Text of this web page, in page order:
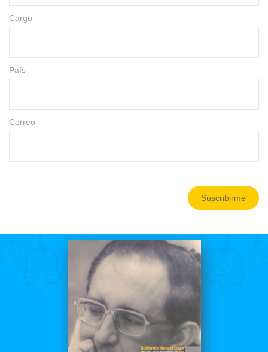
Cargo
País
Correo
Suscribirme